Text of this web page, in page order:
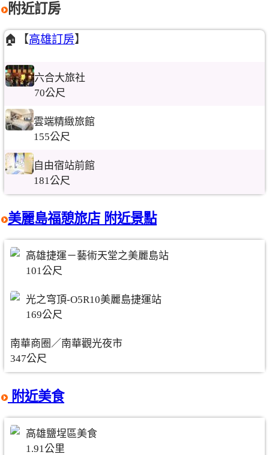
附近訂房
🏠【高雄訂房】
六合大旅社
70公尺
雲端精緻旅館
155公尺
自由宿站前館
181公尺
美麗島福憩旅店 附近景點
高雄捷運－藝術天堂之美麗島站
101公尺
光之穹頂-O5R10美麗島捷運站
169公尺
南華商圈／南華觀光夜市
347公尺
附近美食
高雄鹽埕區美食
1.91公里